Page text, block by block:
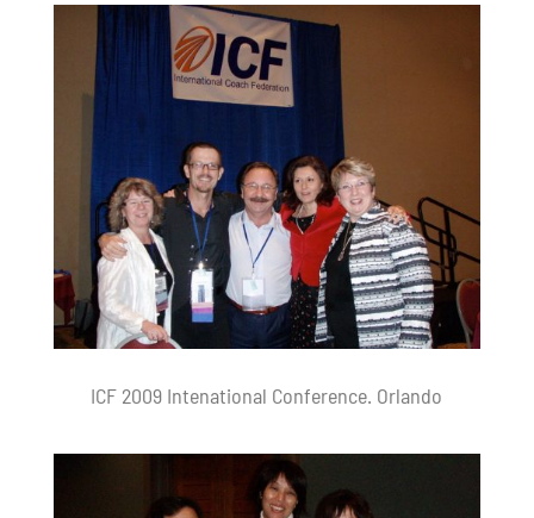
ICF 2009 Intenational Conference. Orlando